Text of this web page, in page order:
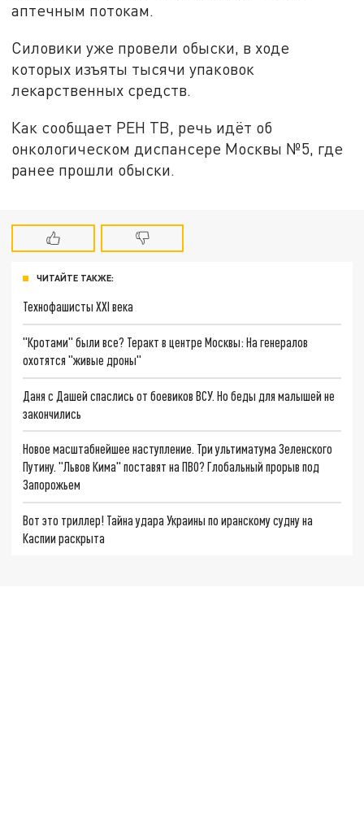
аптечным потокам.
Силовики уже провели обыски, в ходе
которых изъяты тысячи упаковок
лекарственных средств.
Как сообщает РЕН ТВ, речь идёт об
онкологическом диспансере Москвы №5, где
ранее прошли обыски.
ЧИТАЙТЕ ТАКЖЕ:
Технофашисты XXI века
"Кротами" были все? Теракт в центре Москвы: На генералов
охотятся "живые дроны"
Даня с Дашей спаслись от боевиков ВСУ. Но беды для малышей не
закончились
Новое масштабнейшее наступление. Три ультиматума Зеленского
Путину. "Львов Кима" поставят на ПВО? Глобальный прорыв под
Запорожьем
Вот это триллер! Тайна удара Украины по иранскому судну на
Каспии раскрыта